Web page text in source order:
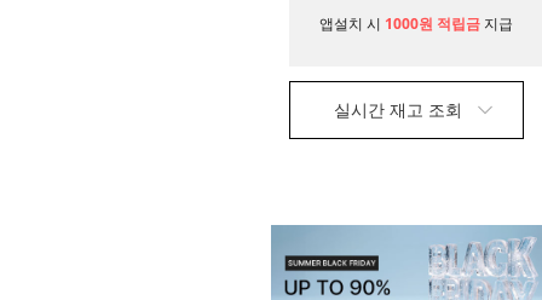
니 매
앱설치 시 1000원 적립금 지급
실시간 재고 조회